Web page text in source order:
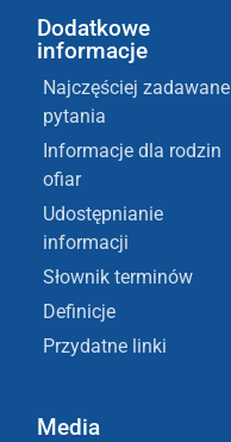
Dodatkowe
informacje
Najczęściej zadawane
pytania
Informacje dla rodzin
ofiar
Udostępnianie
informacji
Słownik terminów
Definicje
Przydatne linki
Media